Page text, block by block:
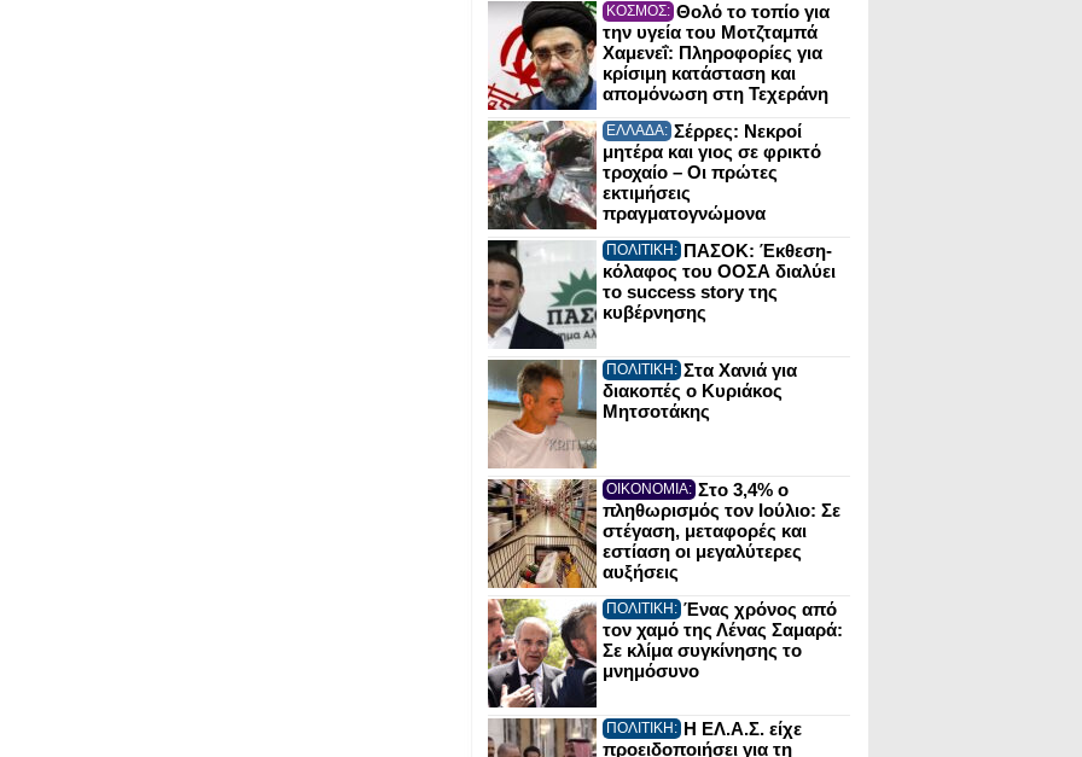
ΚΟΣΜΟΣ: Θολό το τοπίο για
την υγεία του Μοτζταμπά
Χαμενεΐ: Πληροφορίες για
κρίσιμη κατάσταση και
απομόνωση στη Τεχεράνη
ΕΛΛΑΔΑ: Σέρρες: Νεκροί
μητέρα και γιος σε φρικτό
τροχαίο – Οι πρώτες
εκτιμήσεις
πραγματογνώμονα
ΠΟΛΙΤΙΚΗ: ΠΑΣΟΚ: Έκθεση-
κόλαφος του ΟΟΣΑ διαλύει
το success story της
κυβέρνησης
ΠΟΛΙΤΙΚΗ: Στα Χανιά για
διακοπές ο Κυριάκος
Μητσοτάκης
ΟΙΚΟΝΟΜΙΑ: Στο 3,4% ο
πληθωρισμός τον Ιούλιο: Σε
στέγαση, μεταφορές και
εστίαση οι μεγαλύτερες
αυξήσεις
ΠΟΛΙΤΙΚΗ: Ένας χρόνος από
τον χαμό της Λένας Σαμαρά:
Σε κλίμα συγκίνησης το
μνημόσυνο
ΠΟΛΙΤΙΚΗ: Η ΕΛ.Α.Σ. είχε
προειδοποιήσει για τη